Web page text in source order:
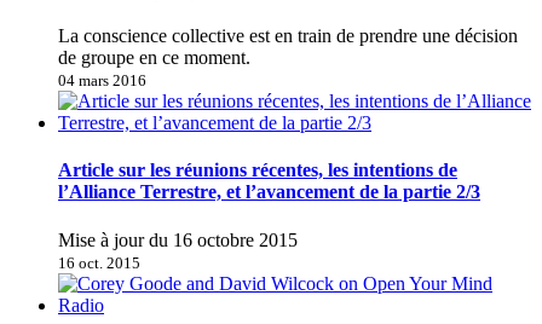
La conscience collective est en train de prendre une décision
de groupe en ce moment.
04 mars 2016
Article sur les réunions récentes, les intentions de
l’Alliance Terrestre, et l’avancement de la partie 2/3
Mise à jour du 16 octobre 2015
16 oct. 2015